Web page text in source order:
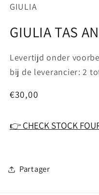
in
modaal
GIULIA
GIULIA TAS
Levertijd onder
bij de leverancier: 2
Normale
€30,00
👉 CHECK STOCK
Partager